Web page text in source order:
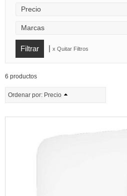
Precio
Marcas
| x Quitar Filtros
6 productos
Ordenar por: Precio